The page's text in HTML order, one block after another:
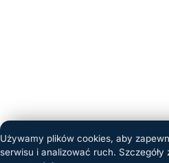
Używamy plików cookies, aby
serwisu i analizować ruch. Szczegóły